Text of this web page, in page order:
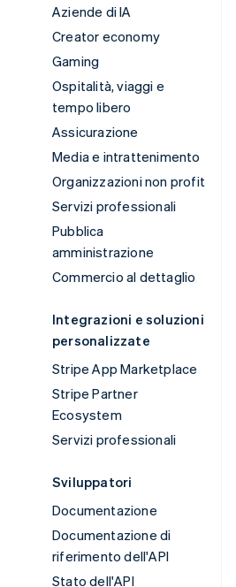
Aziende di IA
Creator economy
Gaming
Ospitalità, viaggi e
tempo libero
Assicurazione
Media e intrattenimento
Organizzazioni non profit
Servizi professionali
Pubblica
amministrazione
Commercio al dettaglio
Integrazioni e soluzioni
personalizzate
Stripe App Marketplace
Stripe Partner
Ecosystem
Servizi professionali
Sviluppatori
Documentazione
Documentazione di
riferimento dell'API
Stato dell'API